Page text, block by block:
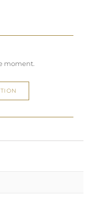
univers. Pleaser est
ultra féminines
qu'un style ne
de centimètres, la
à chacun
être.
moment.